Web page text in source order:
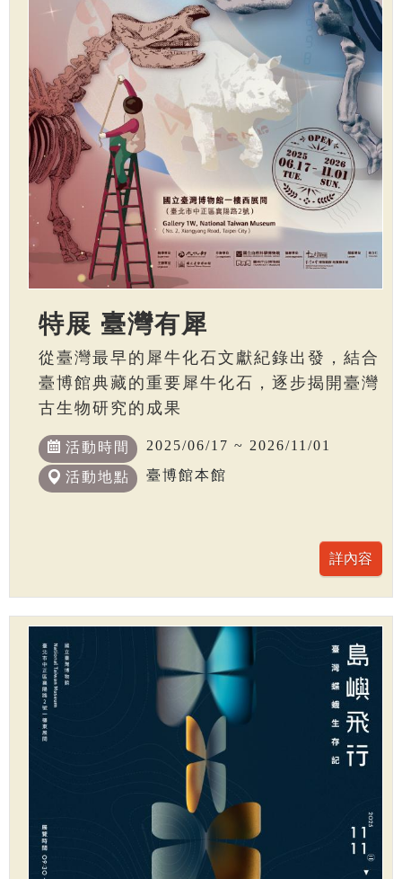
特展 臺灣有犀
從臺灣最早的犀牛化石文獻紀錄出發，結合
臺博館典藏的重要犀牛化石，逐步揭開臺灣
古生物研究的成果
活動時間 2025/06/17 ~ 2026/11/01
活動地點 臺博館本館